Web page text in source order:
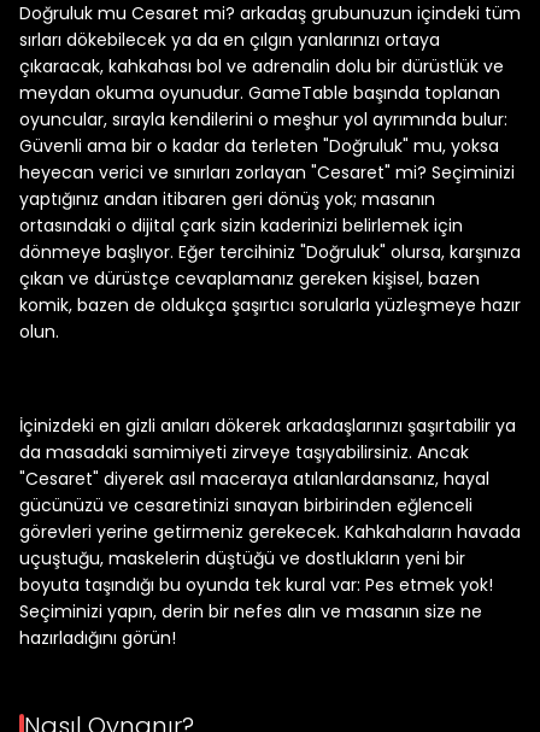
Doğruluk mu Cesaret mi? arkadaş grubunuzun içindeki tüm
sırları dökebilecek ya da en çılgın yanlarınızı ortaya
çıkaracak, kahkahası bol ve adrenalin dolu bir dürüstlük ve
meydan okuma oyunudur. GameTable başında toplanan
oyuncular, sırayla kendilerini o meşhur yol ayrımında bulur:
Güvenli ama bir o kadar da terleten "Doğruluk" mu, yoksa
heyecan verici ve sınırları zorlayan "Cesaret" mi? Seçiminizi
yaptığınız andan itibaren geri dönüş yok; masanın
ortasındaki o dijital çark sizin kaderinizi belirlemek için
dönmeye başlıyor. Eğer tercihiniz "Doğruluk" olursa, karşınıza
çıkan ve dürüstçe cevaplamanız gereken kişisel, bazen
komik, bazen de oldukça şaşırtıcı sorularla yüzleşmeye hazır
olun.
KELIME / BILGI OYUNU
Arkadaş grubunuzun içindeki tüm sırları
dökebilecek ya da en çılgın yanlarınızı
ortaya çıkaracak, kahkahası bol ve
adrenalin dolu bir dürüstlük ve meydan
okuma oyunudur.
İçinizdeki en gizli anıları dökerek arkadaşlarınızı şaşırtabilir ya
da masadaki samimiyeti zirveye taşıyabilirsiniz. Ancak
"Cesaret" diyerek asıl maceraya atılanlardansanız, hayal
gücünüzü ve cesaretinizi sınayan birbirinden eğlenceli
görevleri yerine getirmeniz gerekecek. Kahkahaların havada
uçuştuğu, maskelerin düştüğü ve dostlukların yeni bir
boyuta taşındığı bu oyunda tek kural var: Pes etmek yok!
Seçiminizi yapın, derin bir nefes alın ve masanın size ne
hazırladığını görün!